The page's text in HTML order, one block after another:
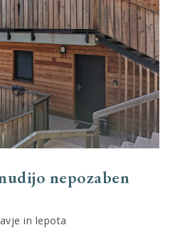
nepozaben
in lepota